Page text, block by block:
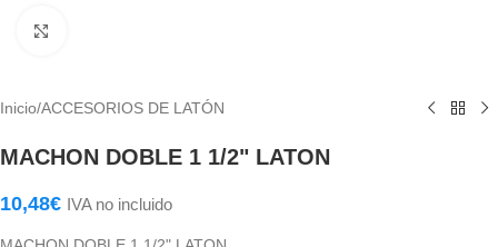
Inicio/ACCESORIOS DE LATÓN
MACHON DOBLE 1 1/2" LATON
10,48€ IVA no incluido